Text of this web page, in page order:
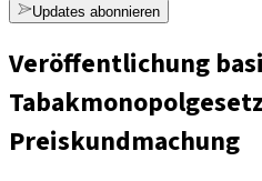
Updates abonnieren
Veröffentlichung
Preiskundmachung